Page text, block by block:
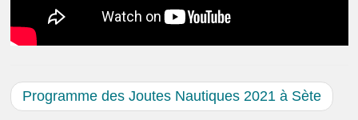
Programme des Joutes Nautiques 2021 à Sète